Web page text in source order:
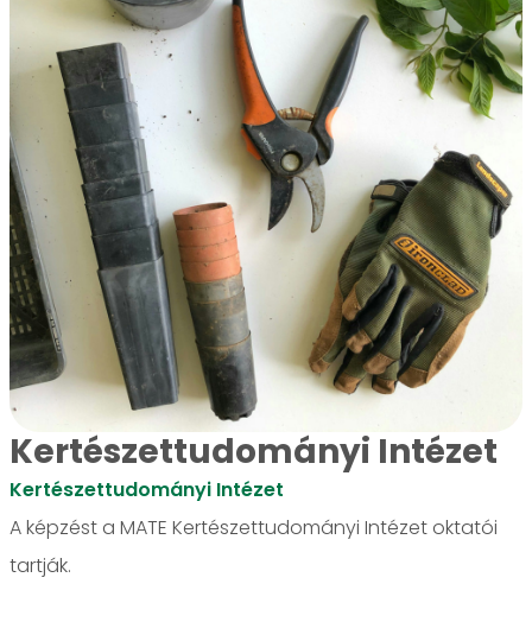
Kertészettudományi Intézet
Kertészettudományi Intézet
A képzést a MATE Kertészettudományi Intézet oktatói
tartják.